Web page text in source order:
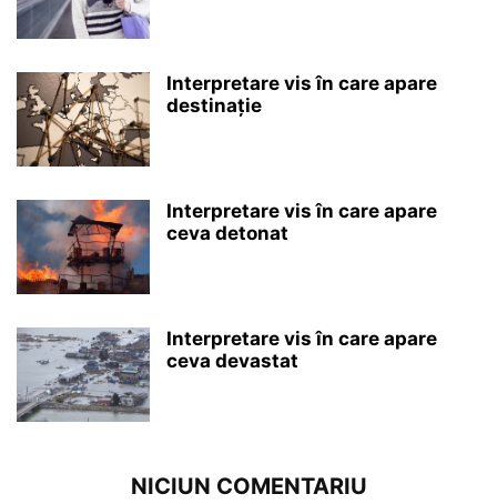
Interpretare vis în care apare
destinație
Interpretare vis în care apare
ceva detonat
Interpretare vis în care apare
ceva devastat
NICIUN COMENTARIU